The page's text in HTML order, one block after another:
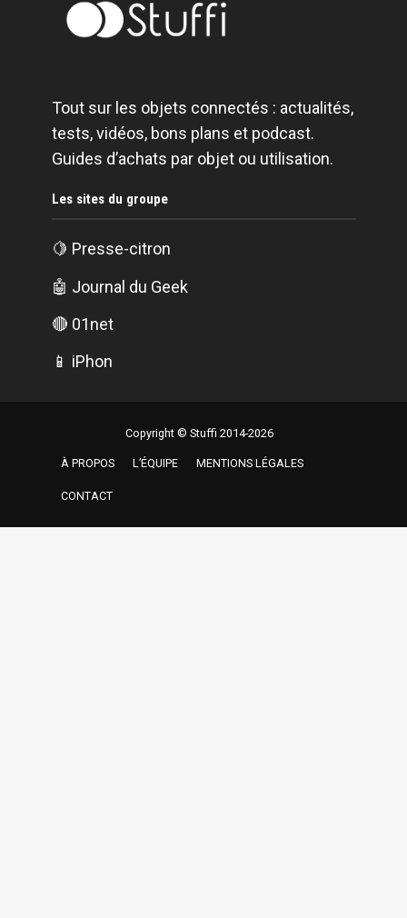
Tout sur les objets connectés : actualités,
tests, vidéos, bons plans et podcast.
Guides d’achats par objet ou utilisation.
Les sites du groupe
🍋 Presse-citron
🤖 Journal du Geek
🔴 01net
📱 iPhon
Copyright © Stuffi 2014-2026
À PROPOS L’ÉQUIPE MENTIONS LÉGALES
CONTACT